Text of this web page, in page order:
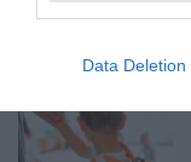
Data Deletion